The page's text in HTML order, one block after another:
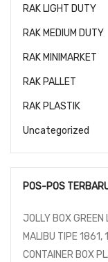
RAK LIGHT DUTY
RAK MEDIUM DUTY
RAK MINIMARKET
RAK PALLET
RAK PLASTIK
Uncategorized
POS-POS
JOLLY BOX
MALIBU TIPE
CONTAINER BOX